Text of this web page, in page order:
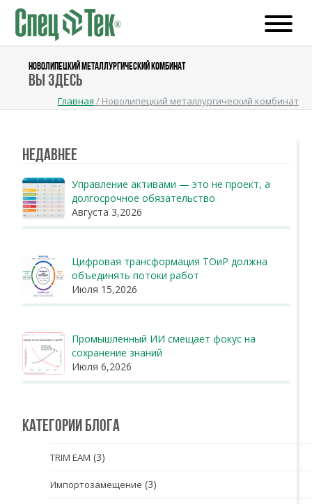
НОВОЛИПЕЦКИЙ МЕТАЛЛУРГИЧЕСКИЙ КОМБИНАТ
Вы здесь
Главная / Новолипецкий металлургический комбинат
Недавнее
Управление активами — это не проект, а
долгосрочное обязательство
Августа 3,2026
Цифровая трансформация ТОиР должна
объединять потоки работ
Июля 15,2026
Промышленный ИИ смещает фокус на
сохранение знаний
Июля 6,2026
Категории блога
TRIM EAM (3)
Импортозамещение (3)